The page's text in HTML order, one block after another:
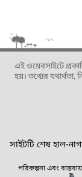
এই ওয়েবসাইটে
হয়। তথ্যের যথার্থতা,
সাইটটি শেষ হাল-
পরিকল্পনা এবং